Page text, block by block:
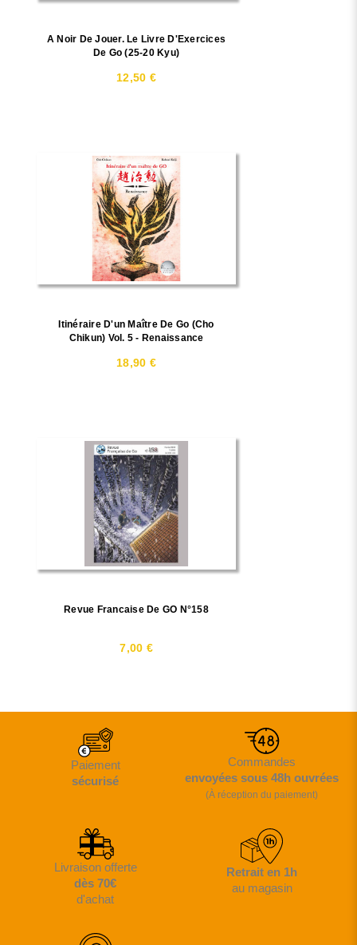
A Noir De Jouer. Le Livre D'Exercices
De Go (25-20 Kyu)
12,50 €
Itinéraire D'un Maître De Go (Cho
Chikun) Vol. 5 - Renaissance
18,90 €
Revue Francaise De GO N°158
7,00 €
Paiement
sécurisé
Commandes
envoyées sous 48h ouvrées
(À réception du paiement)
Livraison offerte
dès 70€
d'achat
Retrait en 1h
au magasin